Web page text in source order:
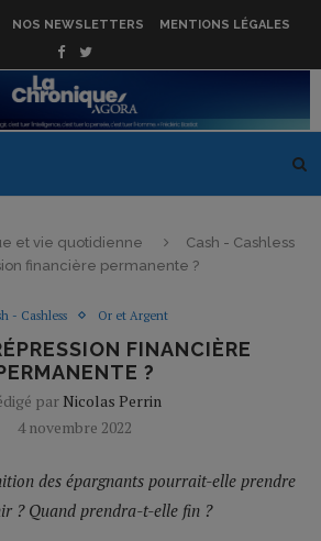
NOS NEWSLETTERS MENTIONS LÉGALES
et vie quotidienne
Cash - Cashless
financière permanente ?
- Cashless Or et Argent
FINANCIÈRE
?
par Nicolas Perrin
4 novembre 2022
des épargnants pourrait-elle prendre
? Quand prendra-t-elle fin ?